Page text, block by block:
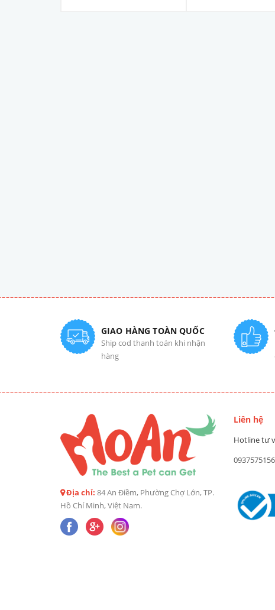
GIAO HÀNG TOÀN QUỐC
Ship cod thanh toán khi nhận
hàng
Địa chỉ: 84 An Điềm, Phường Chợ Lớn, TP.
Hồ Chí Minh, Việt Nam.
Liên hệ
Hotline tư
0937575156